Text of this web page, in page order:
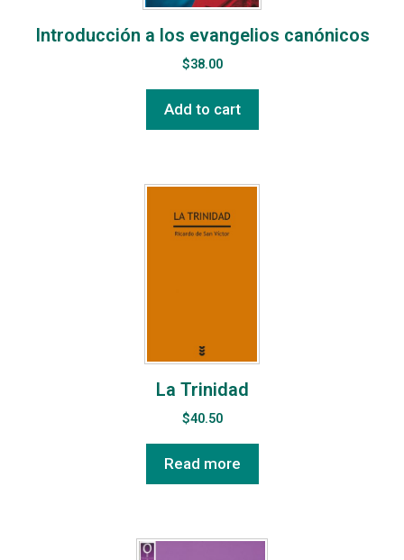
Introducción a los evangelios canónicos
$38.00
Add to cart
La Trinidad
$40.50
Read more